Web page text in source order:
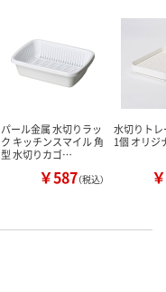
パール金属 水切りラッ
ク キッチンスマイル 角
型 水切りカゴ…
￥587（税込）
水切りト
1個 オリジ